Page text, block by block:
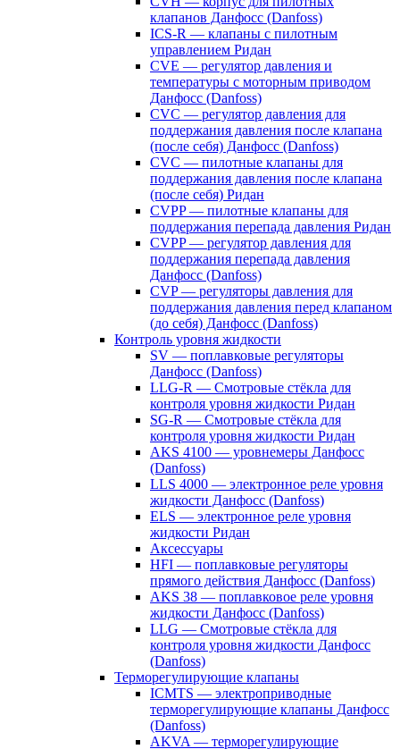
клапанов Данфосс (Danfoss)
ICS-R — клапаны с пилотным
управлением Ридан
CVE — регулятор давления и
температуры с моторным приводом
Данфосс (Danfoss)
CVС — регулятор давления для
поддержания давления после клапана
(после себя) Данфосс (Danfoss)
CVС — пилотные клапаны для
поддержания давления после клапана
(после себя) Ридан
CVPP — пилотные клапаны для
поддержания перепада давления Ридан
CVPP — регулятор давления для
поддержания перепада давления
Данфосс (Danfoss)
CVP — регуляторы давления для
поддержания давления перед клапаном
(до себя) Данфосс (Danfoss)
Контроль уровня жидкости
SV — поплавковые регуляторы
Данфосс (Danfoss)
LLG-R — Смотровые стёкла для
контроля уровня жидкости Ридан
SG-R — Смотровые стёкла для
контроля уровня жидкости Ридан
AKS 4100 — уровнемеры Данфосс
(Danfoss)
LLS 4000 — электронное реле уровня
жидкости Данфосс (Danfoss)
ELS — электронное реле уровня
жидкости Ридан
Аксессуары
HFI — поплавковые регуляторы
прямого действия Данфосс (Danfoss)
AKS 38 — поплавковое реле уровня
жидкости Данфосс (Danfoss)
LLG — Смотровые стёкла для
контроля уровня жидкости Данфосс
(Danfoss)
Терморегулирующие клапаны
ICMTS — электроприводные
терморегулирующие клапаны Данфосс
(Danfoss)
AKVA — терморегулирующие